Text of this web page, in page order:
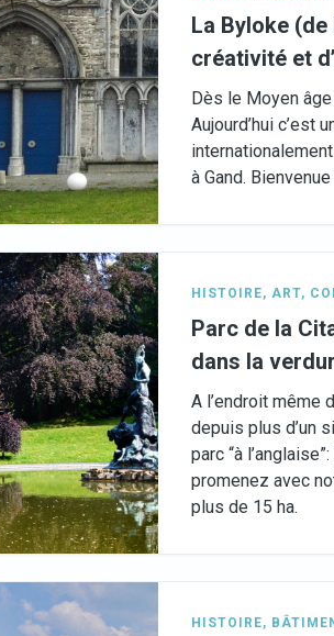
La Byloke
créativité et
Dès le Moyen âge
Aujourd’hui c’est
à Gand.
HISTOIRE, ART,
Parc de la
dans la
A l’endroit même
depuis plus d’un
parc “à
promenez avec
plus de 15 ha.
HISTOIRE,